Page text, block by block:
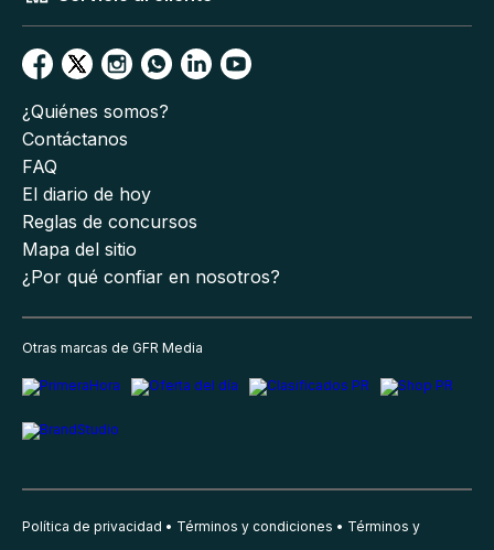
¿Quiénes somos?
Contáctanos
FAQ
El diario de hoy
Reglas de concursos
Mapa del sitio
¿Por qué confiar en nosotros?
Otras marcas de GFR Media
Política de privacidad Términos y condiciones
Términos y